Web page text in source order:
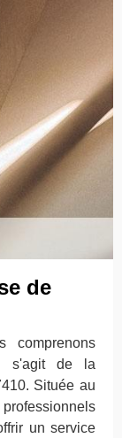
de
comprenons
s'agit de la
Située au
un service